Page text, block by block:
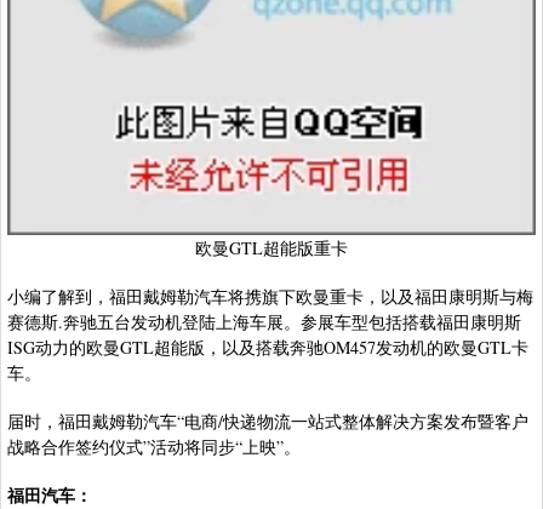
欧曼GTL超能版重卡
小编了解到，福田戴姆勒汽车将携旗下欧曼重卡，以及福田康明斯与梅
赛德斯.奔驰五台发动机登陆上海车展。参展车型包括搭载福田康明斯
ISG动力的欧曼GTL超能版，以及搭载奔驰OM457发动机的欧曼GTL卡
车。
届时，福田戴姆勒汽车“电商/快递物流一站式整体解决方案发布暨客户
战略合作签约仪式”活动将同步“上映”。
福田汽车：